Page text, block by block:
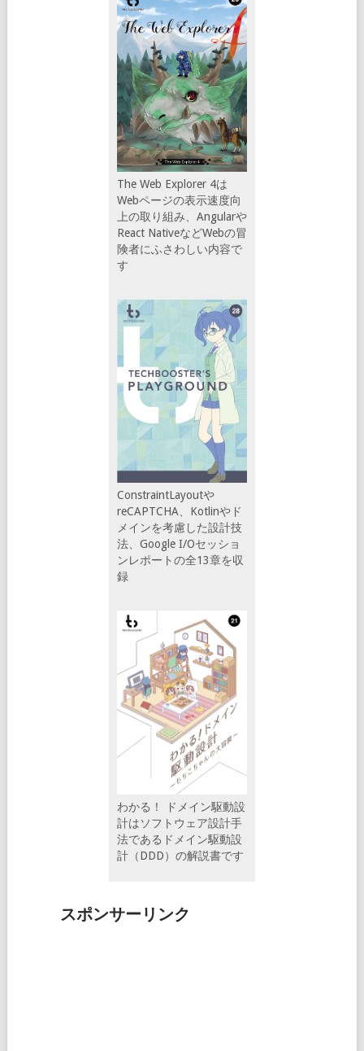
The Web Explorer 4は
Webページの表示速度向
上の取り組み、Angularや
React NativeなどWebの冒
険者にふさわしい内容で
す
ConstraintLayoutや
reCAPTCHA、Kotlinやド
メインを考慮した設計技
法、Google I/Oセッショ
ンレポートの全13章を収
録
わかる！ ドメイン駆動設
計はソフトウェア設計手
法であるドメイン駆動設
計（DDD）の解説書です
スポンサーリンク